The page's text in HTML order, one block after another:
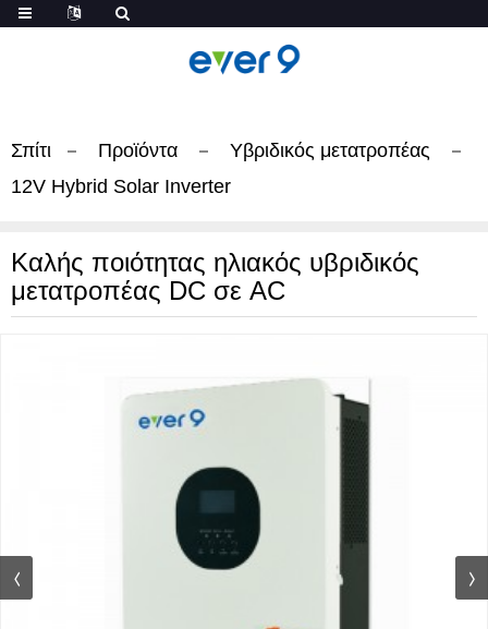
Σπίτι Προϊόντα
Υβριδικός μετατροπέας
12V Hybrid Solar Inverter
Καλής ποιότητας ηλιακός υβριδικός
μετατροπέας DC σε AC